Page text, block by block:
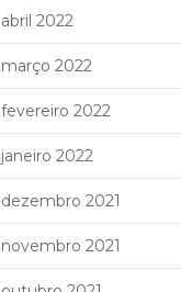
abril 2022
março 2022
fevereiro 2022
janeiro 2022
dezembro 2021
novembro 2021